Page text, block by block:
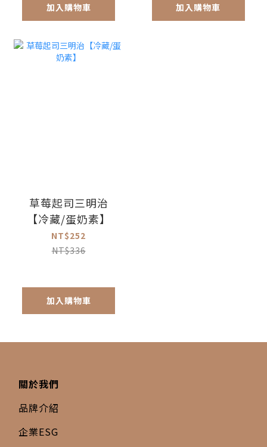
加入購物車 加入購物車
草莓起司三明治
【冷藏/蛋奶素】
NT$252
NT$336
加入購物車
關於我們
品牌介紹
企業ESG